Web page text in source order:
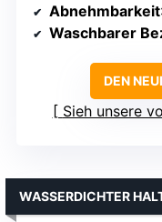
Abnehmbarkeit
Waschbarer
DEN
Sieh unsere
WASSERDICHTER